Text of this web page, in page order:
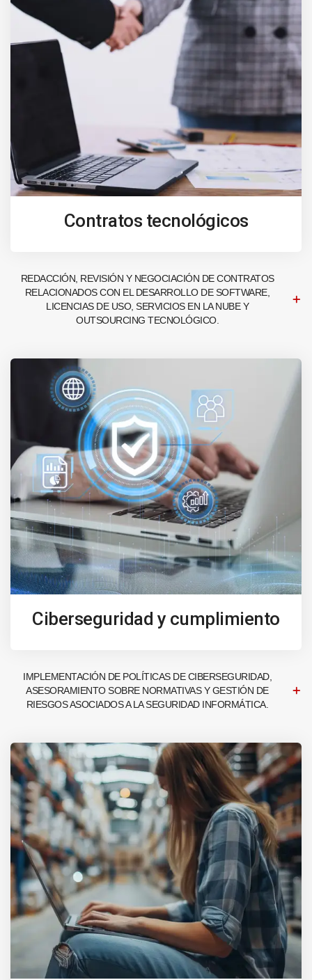
Contratos tecnológicos
REDACCIÓN, REVISIÓN Y NEGOCIACIÓN DE CONTRATOS
RELACIONADOS CON EL DESARROLLO DE SOFTWARE,
LICENCIAS DE USO, SERVICIOS EN LA NUBE Y
OUTSOURCING TECNOLÓGICO.
Ciberseguridad y cumplimiento
IMPLEMENTACIÓN DE POLÍTICAS DE CIBERSEGURIDAD,
ASESORAMIENTO SOBRE NORMATIVAS Y GESTIÓN DE
RIESGOS ASOCIADOS A LA SEGURIDAD INFORMÁTICA.